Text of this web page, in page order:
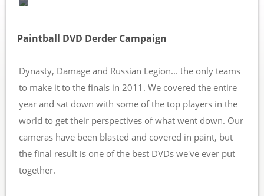
Paintball DVD Derder Campaign
Dynasty, Damage and Russian Legion... the only teams
to make it to the finals in 2011. We covered the entire
year and sat down with some of the top players in the
world to get their perspectives of what went down. Our
cameras have been blasted and covered in paint, but
the final result is one of the best DVDs we've ever put
together.